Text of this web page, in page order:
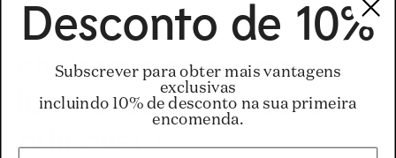
4 Fragrances que
cheiram como uma
lufada de ar fresco da
primavera
Desconto de 10%
Subscrever para obter mais vantagens
exclusivas
incluindo 10% de desconto na sua primeira
encomenda.